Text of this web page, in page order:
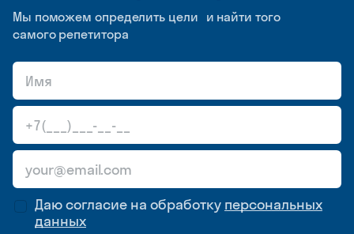
Мы поможем определить цели и найти того
самого репетитора
Даю согласие на обработку персональных
данных